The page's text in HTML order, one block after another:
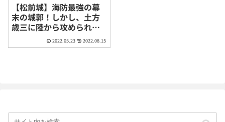
【松前城】海防最強の幕
末の城郭！しかし、土方
歳三に陸から攻められて
即日落城（北海道松前
町）
2022.05.23 2022.08.15